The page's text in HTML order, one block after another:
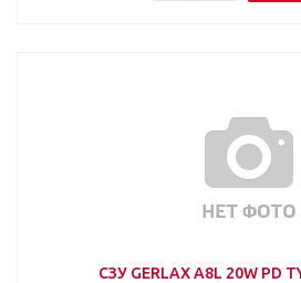
СЗУ GERLAX A8L 20W PD